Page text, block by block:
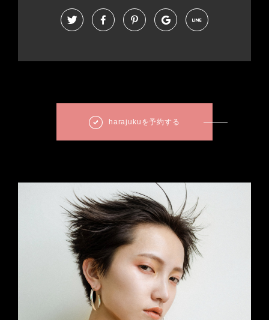
harajukuを予約する